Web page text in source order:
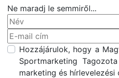
Ne maradj le semmiről...
Hozzájárulok, hogy a
Sportmarketing
marketing és hírlevelezési